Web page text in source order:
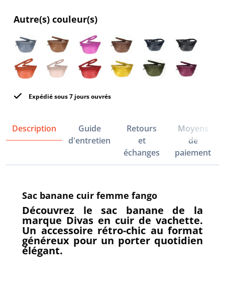
Autre(s) couleur(s)
Expédié sous 7 jours ouvrés
Description
Guide
d'entretien
Retours
et
échanges
Moyens
de
paiement
Sac banane cuir femme fango
Découvrez le sac banane de la
marque Divas en cuir de vachette.
Un accessoire rétro-chic au format
généreux pour un porter quotidien
élégant.